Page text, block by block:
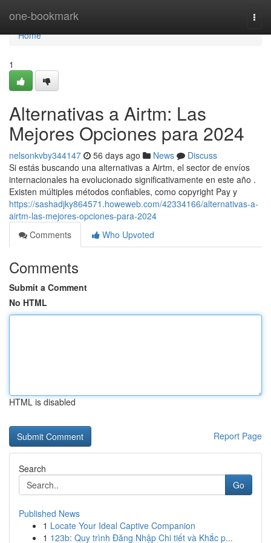
one-bookmark
Home
Home
1
Alternativas a Airtm: Las
Mejores Opciones para 2024
nelsonkvby344147 56 days ago News
Discuss
Si estás buscando una alternativas a Airtm, el sector de envíos
internacionales ha evolucionado significativamente en este año .
Existen múltiples métodos confiables, como copyright Pay y
https://sashadjky864571.howeweb.com/42334166/alternativas-a-
airtm-las-mejores-opciones-para-2024
Comments
Who Upvoted
Comments
Submit a Comment
No HTML
HTML is disabled
Report Page
Search
Go
Published News
1 Locate Your Ideal Captive Companion
1 123b: Quy trình Đăng Nhập Chi tiết và Khắc p...